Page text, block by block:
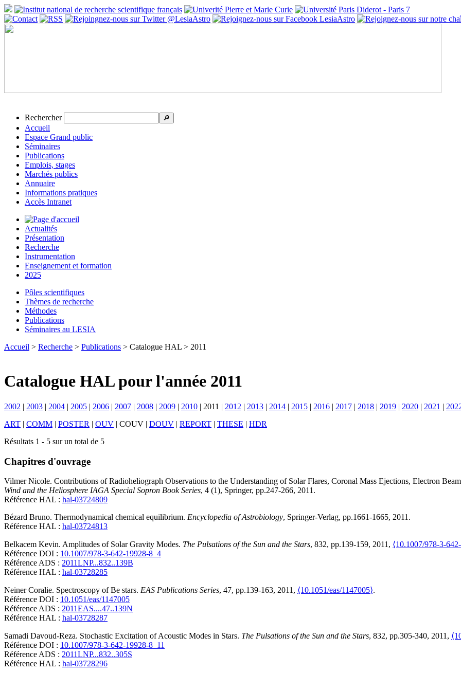
Rechercher 🔎
Accueil
Espace Grand public
Séminaires
Publications
Emplois, stages
Marchés publics
Annuaire
Informations pratiques
Accès Intranet
Actualités
Présentation
Recherche
Instrumentation
Enseignement et formation
2025
Pôles scientifiques
Thèmes de recherche
Méthodes
Publications
Séminaires au LESIA
Accueil > Recherche > Publications > Catalogue HAL > 2011
Catalogue HAL pour l'année 2011
2002 | 2003 | 2004 | 2005 | 2006 | 2007 | 2008 | 2009 | 2010 | 2011 | 2012 | 2013 | 2014 | 2015 | 2016 | 2017 | 2018 | 2019 | 2020 | 2021 |
ART | COMM | POSTER | OUV | COUV | DOUV | REPORT | THESE | HDR
Résultats 1 - 5 sur un total de 5
Chapitres d'ouvrage
Vilmer Nicole. Contributions of Radioheliograph Observations to the Understanding of Solar Flares, Coronal Mass Ejections, Electron
Wind and the Heliosphere IAGA Special Sopron Book Series, 4 (1), Springer, pp.247-266, 2011 .
Référence HAL : hal-03724809
Bézard Bruno. Thermodynamical chemical equilibrium. Encyclopedia of Astrobiology, Springer-Verlag, pp.1661-1665, 2011 .
Référence HAL : hal-03724813
Belkacem Kevin. Amplitudes of Solar Gravity Modes. The Pulsations of the Sun and the Stars, 832, pp.139-159, 2011, ⟨10.1007/978-3-
Référence DOI : 10.1007/978-3-642-19928-8_4
Référence ADS : 2011LNP...832..139B
Référence HAL : hal-03728285
Neiner Coralie. Spectroscopy of Be stars. EAS Publications Series, 47, pp.139-163, 2011, ⟨10.1051/eas/1147005⟩.
Référence DOI : 10.1051/eas/1147005
Référence ADS : 2011EAS....47..139N
Référence HAL : hal-03728287
Samadi Davoud-Reza. Stochastic Excitation of Acoustic Modes in Stars. The Pulsations of the Sun and the Stars, 832, pp.305-340, 2011,
Référence DOI : 10.1007/978-3-642-19928-8_11
Référence ADS : 2011LNP...832..305S
Référence HAL : hal-03728296